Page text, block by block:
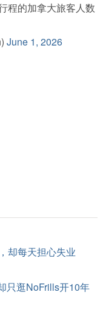
程的加拿大旅客人数
June 1, 2026
却每天担心失业
只逛NoFrills开10年